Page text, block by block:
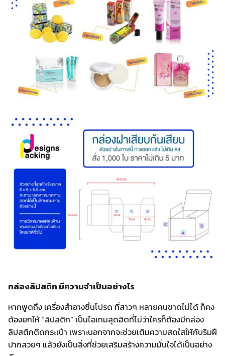
กล่องลิปสติก มีความจำเป็นอย่างไร
หากพูดถึง เครื่องสำอางชิ้นโปรด ที่สาวๆ หลายคนขาดไม่ได้ ก็คง
ต้องยกให้ “ลิปสติก” เป็นไอเทมสุดฮิตที่ไม่ว่าใครก็ต้องมีกล่อง
ลิปสติกติดกระเป๋า เพราะนอกจากจะช่วยเติมความสดใสให้กับริมฝี
ปากสวยๆ แล้วยังเป็นสิ่งที่ช่วยเสริมสร้างความมั่นใจได้เป็นอย่าง